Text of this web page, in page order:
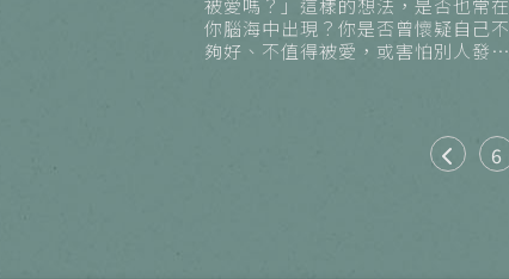
你腦海中出現？你是否曾懷疑自己不
夠好、不值得被愛，或害怕別人發現
6